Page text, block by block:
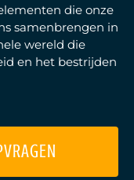
die onze
samenbrengen in
wereld die
en het bestrijden